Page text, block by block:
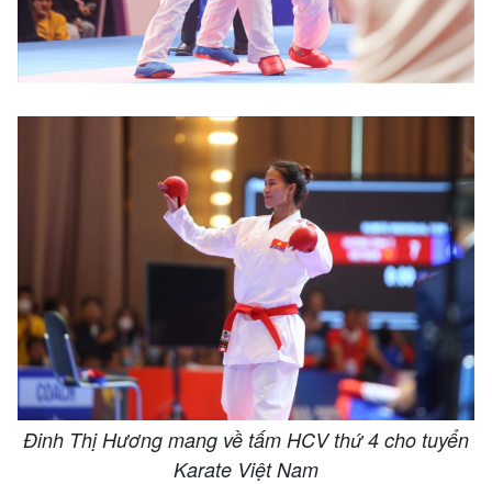
Đinh Thị Hương mang về tấm HCV thứ 4 cho tuyển
Karate Việt Nam